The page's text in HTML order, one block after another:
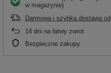
w magazynie)
Darmowa i szybka dostawa od
14 dni na łatwy zwrot
Bezpieczne zakupy